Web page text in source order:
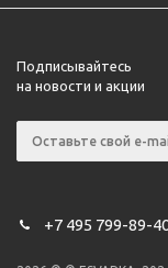
Подписывайтесь
на новости и акции
+7 495 799-89-